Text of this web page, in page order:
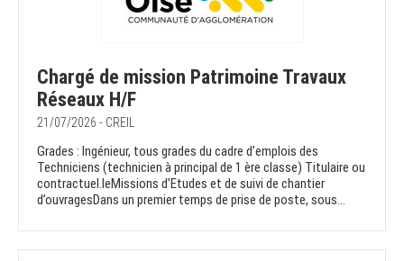
Chargé de mission Patrimoine Travaux
Réseaux H/F
21/07/2026 - CREIL
Grades : Ingénieur, tous grades du cadre d’emplois des
Techniciens (technicien à principal de 1 ère classe) Titulaire ou
contractuel.leMissions d’Etudes et de suivi de chantier
d’ouvragesDans un premier temps de prise de poste, sous...